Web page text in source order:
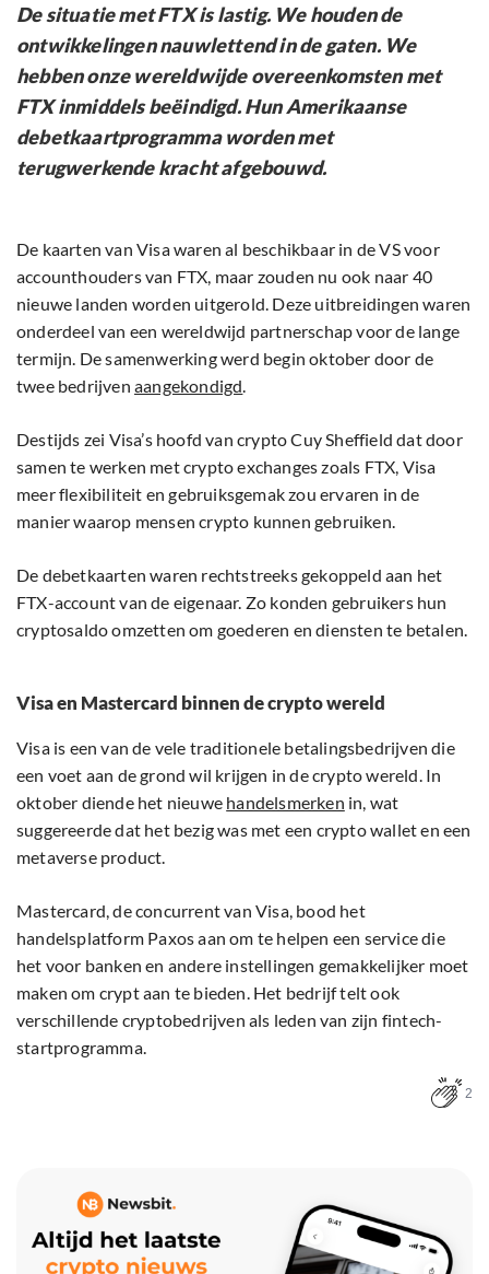
De situatie met FTX is lastig. We houden de
ontwikkelingen nauwlettend in de gaten. We
hebben onze wereldwijde overeenkomsten met
FTX inmiddels beëindigd. Hun Amerikaanse
debetkaartprogramma worden met
terugwerkende kracht afgebouwd.
De kaarten van Visa waren al beschikbaar in de VS voor
accounthouders van FTX, maar zouden nu ook naar 40
nieuwe landen worden uitgerold. Deze uitbreidingen waren
onderdeel van een wereldwijd partnerschap voor de lange
termijn. De samenwerking werd begin oktober door de
twee bedrijven aangekondigd.
Destijds zei Visa’s hoofd van crypto Cuy Sheffield dat door
samen te werken met crypto exchanges zoals FTX, Visa
meer flexibiliteit en gebruiksgemak zou ervaren in de
manier waarop mensen crypto kunnen gebruiken.
De debetkaarten waren rechtstreeks gekoppeld aan het
FTX-account van de eigenaar. Zo konden gebruikers hun
cryptosaldo omzetten om goederen en diensten te betalen.
Visa en Mastercard binnen de crypto wereld
Visa is een van de vele traditionele betalingsbedrijven die
een voet aan de grond wil krijgen in de crypto wereld. In
oktober diende het nieuwe handelsmerken in, wat
suggereerde dat het bezig was met een crypto wallet en een
metaverse product.
Mastercard, de concurrent van Visa, bood het
handelsplatform Paxos aan om te helpen een service die
het voor banken en andere instellingen gemakkelijker moet
maken om crypt aan te bieden. Het bedrijf telt ook
verschillende cryptobedrijven als leden van zijn fintech-
startprogramma.
2